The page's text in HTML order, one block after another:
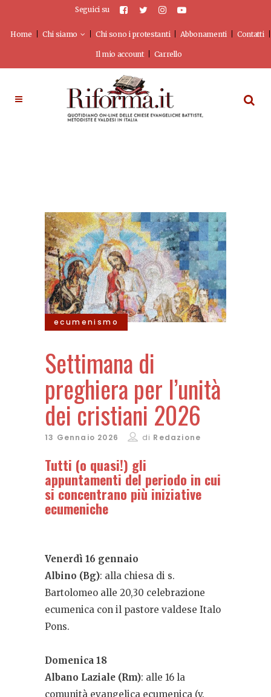
Seguici su
Home Chi siamo Chi sono i protestanti Abbonamenti Contatti
Il mio account Carrello
ecumenismo
Settimana di
preghiera per l’unità
dei cristiani 2026
13 Gennaio 2026 di Redazione
Tutti (o quasi!) gli
appuntamenti del periodo in cui
si concentrano più iniziative
ecumeniche
Venerdì 16 gennaio
Albino (Bg): alla chiesa di s.
Bartolomeo alle 20,30 celebrazione
ecumenica con il pastore valdese Italo
Pons.
Domenica 18
Albano Laziale (Rm): alle 16 la
comunità evangelica ecumenica (v.